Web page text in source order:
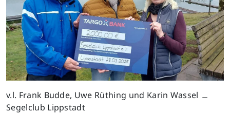
v.l. Frank Budde, Uwe Rüthing und Karin Wassel ﹘
Segelclub Lippstadt